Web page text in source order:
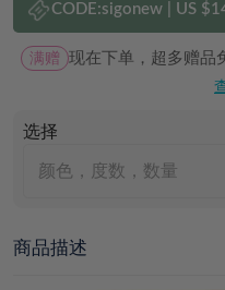
CODE:sigonew| US
满赠 现在下单，超多赠品
选择
颜色，度数，数量
商品描述